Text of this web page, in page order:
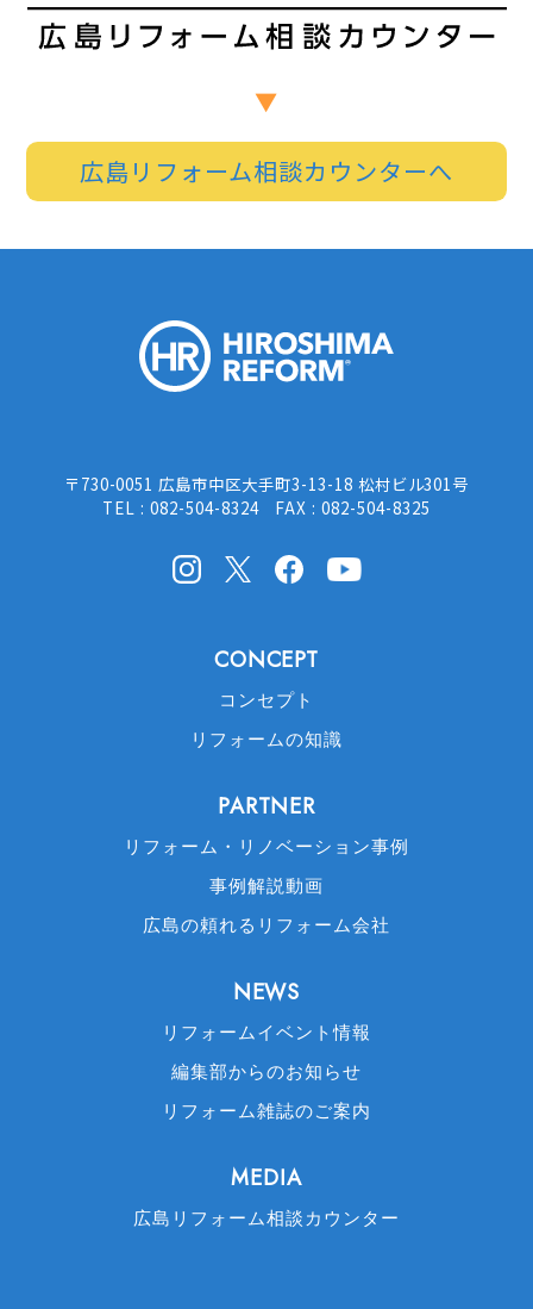
広島リフォーム相談カウンターへ
〒730-0051 広島市中区大手町3-13-18 松村ビル301号
TEL : 082-504-8324 FAX : 082-504-8325
InstagramX(Twitter)facebook
CONCEPT
コンセプト
リフォームの知識
PARTNER
リフォーム・リノベーション事例
事例解説動画
広島の頼れるリフォーム会社
NEWS
リフォームイベント情報
編集部からのお知らせ
リフォーム雑誌のご案内
MEDIA
広島リフォーム相談カウンター